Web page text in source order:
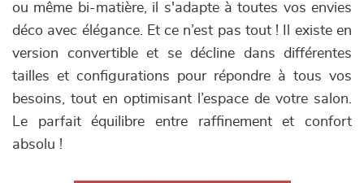
ou même bi-matière, il s'adapte à toutes vos envies
déco avec élégance. Et ce n’est pas tout ! Il existe en
version convertible et se décline dans différentes
tailles et configurations pour répondre à tous vos
besoins, tout en optimisant l’espace de votre salon.
Le parfait équilibre entre raffinement et confort
absolu !